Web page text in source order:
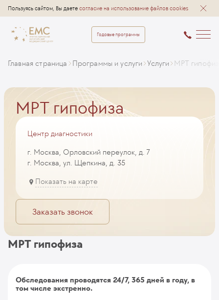
Пользуясь сайтом, Вы даете согласие на использование файлов cookies
Годовые программы
Главная страница Программы и услуги Услуги МРТ
МРТ гипофиза
Центр диагностики
г. Москва, Орловский переулок, д. 7
г. Москва, ул. Щепкина, д. 35
Показать на карте
Заказать звонок
МРТ гипофиза
Обследования проводятся 24/7, 365 дней в году, в
том числе экстренно.